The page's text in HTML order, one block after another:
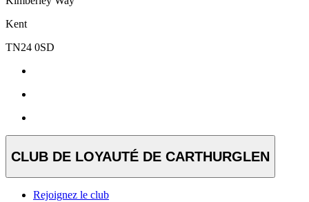
Kent
TN24 0SD
CLUB DE LOYAUTÉ DE CARTHURGLEN
Rejoignez le club